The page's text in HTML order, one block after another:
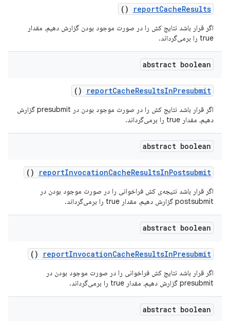
reportCacheResults
()
اگر قرار باشد نتایج کش را در صورت موجود بودن گزارش دهیم، مقدار
true را برمی‌گرداند.
abstract boolean
reportCacheResultsInPresubmit
()
اگر قرار باشد نتایج کش را در صورت موجود بودن در presubmit گزارش
دهیم، مقدار true را برمی‌گرداند.
abstract boolean
reportInvocationCacheResultsInPostsubmit
()
اگر قرار باشد نتیجه‌ی کش فراخوانی را در صورت موجود بودن در
postsubmit گزارش دهیم، مقدار true را برمی‌گرداند.
abstract boolean
reportInvocationCacheResultsInPresubmit
()
اگر قرار باشد نتایج کش فراخوانی را در صورت موجود بودن در
presubmit گزارش دهیم، مقدار true را برمی‌گرداند.
abstract boolean